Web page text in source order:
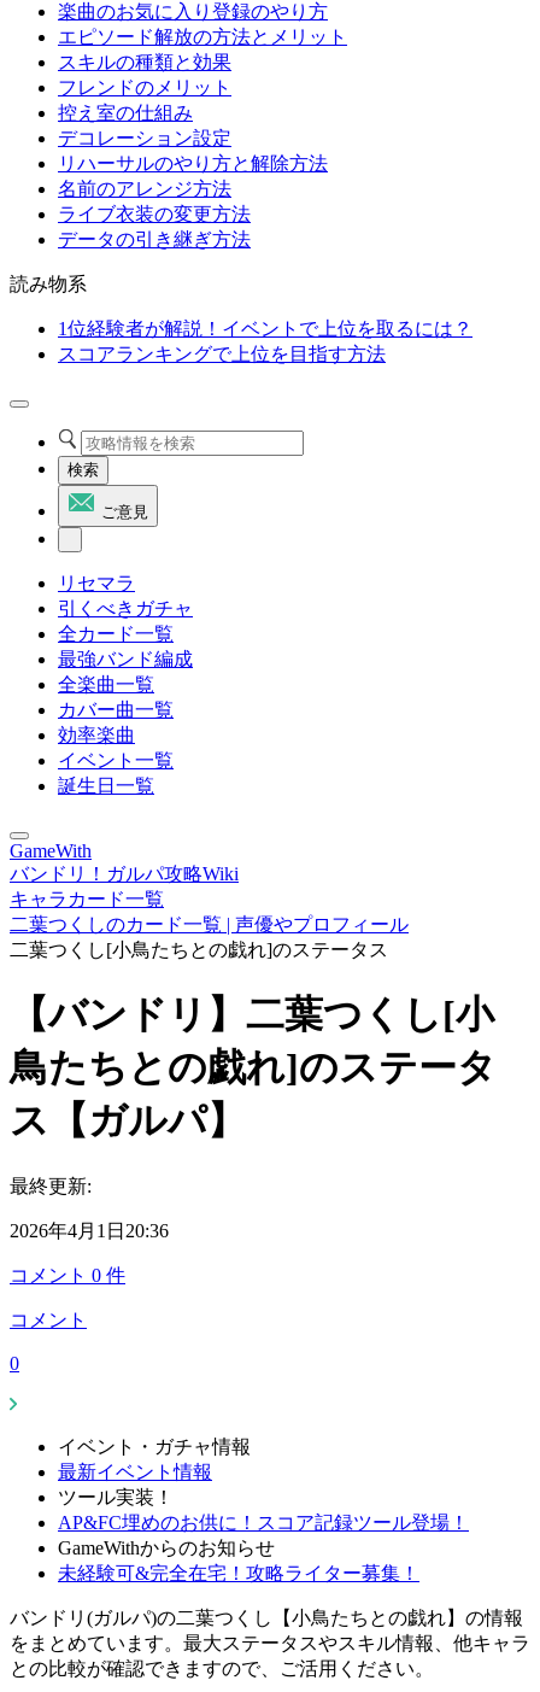
楽曲のお気に入り登録のやり方
エピソード解放の方法とメリット
スキルの種類と効果
フレンドのメリット
控え室の仕組み
デコレーション設定
リハーサルのやり方と解除方法
名前のアレンジ方法
ライブ衣装の変更方法
データの引き継ぎ方法
読み物系
1位経験者が解説！イベントで上位を取るには？
スコアランキングで上位を目指す方法
検索
ご意見
リセマラ
引くべきガチャ
全カード一覧
最強バンド編成
全楽曲一覧
カバー曲一覧
効率楽曲
イベント一覧
誕生日一覧
GameWith
バンドリ！ガルパ攻略Wiki
キャラカード一覧
二葉つくしのカード一覧 | 声優やプロフィール
二葉つくし[小鳥たちとの戯れ]のステータス
【バンドリ】二葉つくし[小
鳥たちとの戯れ]のステータ
ス【ガルパ】
最終更新:
2026年4月1日20:36
コメント 0 件
コメント
0
イベント・ガチャ情報
最新イベント情報
ツール実装！
AP&FC埋めのお供に！スコア記録ツール登場！
GameWithからのお知らせ
未経験可&完全在宅！攻略ライター募集！
バンドリ(ガルパ)の二葉つくし【小鳥たちとの戯れ】の情報
をまとめています。最大ステータスやスキル情報、他キャラ
との比較が確認できますので、ご活用ください。